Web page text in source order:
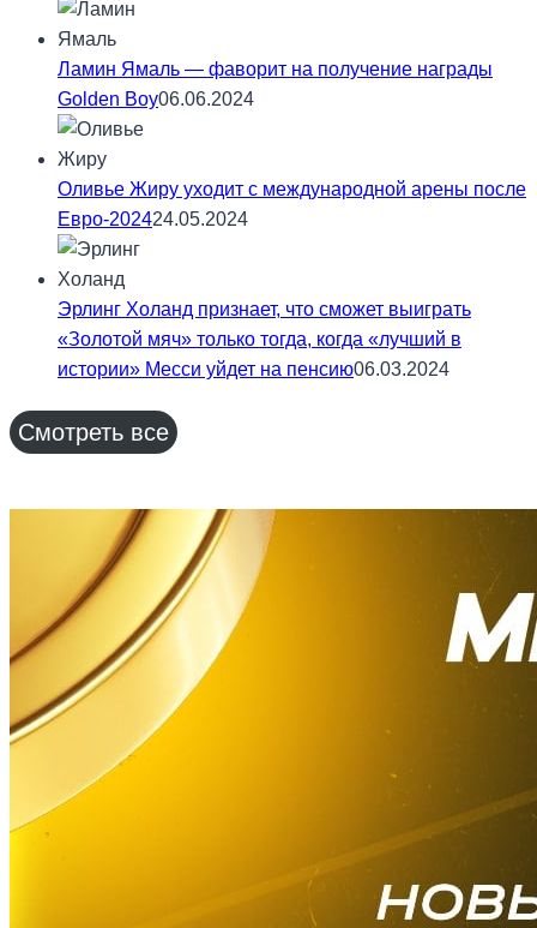
Ламин Ямаль — фаворит на получение награды
Golden Boy06.06.2024
Оливье Жиру уходит с международной арены после
Евро-202424.05.2024
Эрлинг Холанд признает, что сможет выиграть
«Золотой мяч» только тогда, когда «лучший в
истории» Месси уйдет на пенсию06.03.2024
Смотреть все